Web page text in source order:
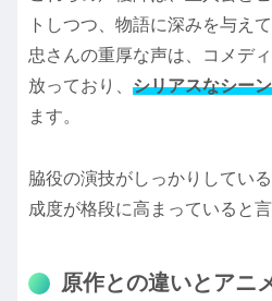
トしつつ、物語に深みを与え
忠さんの重厚な声は、コメデ
放っており、 シリアスなシー
ます。
脇役の演技がしっかりしてい
成度が格段に高まっていると
原作との違いとアニ